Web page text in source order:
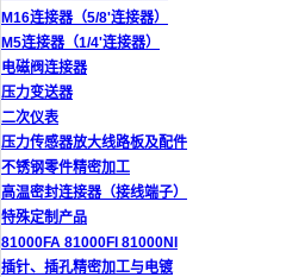
M16连接器（5/8'连接器）
M5连接器（1/4'连接器）
电磁阀连接器
压力变送器
二次仪表
压力传感器放大线路板及配件
不锈钢零件精密加工
高温密封连接器（接线端子）
特殊定制产品
81000FA 81000FI 81000NI
插针、插孔精密加工与电镀